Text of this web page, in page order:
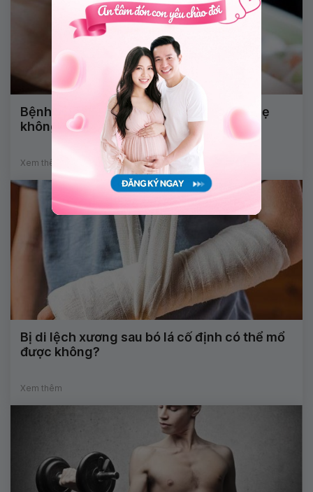
Bệnh tim bẩm sinh có di truyền từ cha mẹ
không?
Xem thêm
Bị di lệch xương sau bó lá cố định có thể mổ
được không?
Xem thêm